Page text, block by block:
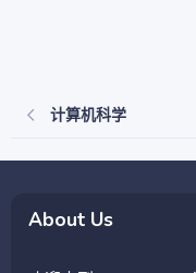
计算机科学
About Us